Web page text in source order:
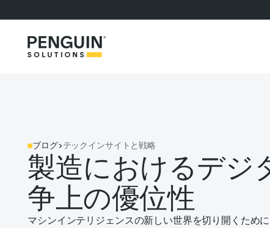
ブログ>テックインサイトと戦略
製造におけるデジ
争上の優位性
マシンインテリジェンスの新しい世界を切り開くため